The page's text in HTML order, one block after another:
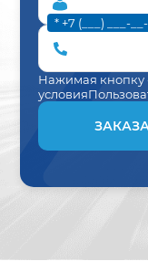
* +7 (___) ___-__-
Нажимая кнопку
условия